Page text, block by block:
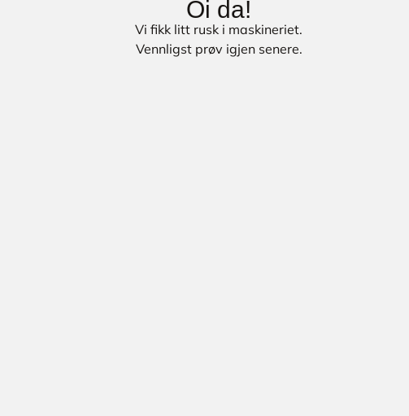
Oi da!
Vi fikk litt rusk i maskineriet.
Vennligst prøv igjen senere.